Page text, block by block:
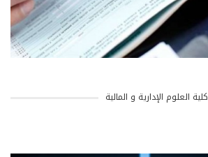
كلية العلوم الإدارية و المالية